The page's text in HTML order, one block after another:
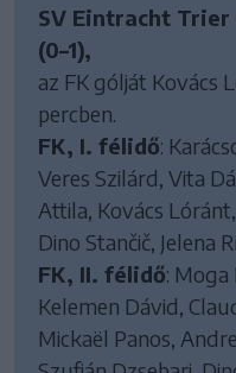
SV Eintracht Trier
(0–1),
az FK gólját Kovács
percben.
FK, I. félidő:
Veres Szilárd, Vita
Attila, Kovács
Dino Stančič, Jelena
FK, II. félidő: Moga
Kelemen Dávid,
Mickaël Panos,